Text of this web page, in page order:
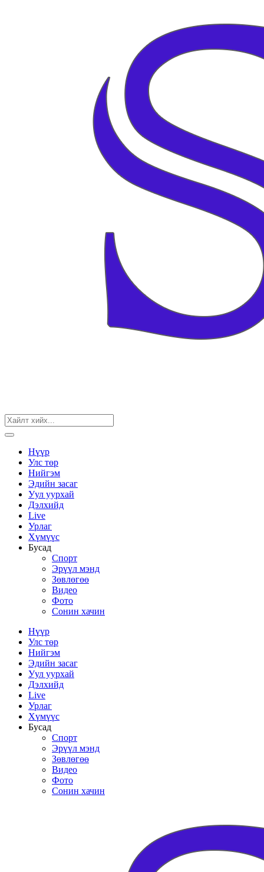
Нүүр
Улс төр
Нийгэм
Эдийн засаг
Уул уурхай
Дэлхийд
Live
Урлаг
Хүмүүс
Бусад
Спорт
Эрүүл мэнд
Зөвлөгөө
Видео
Фото
Сонин хачин
Нүүр
Улс төр
Нийгэм
Эдийн засаг
Уул уурхай
Дэлхийд
Live
Урлаг
Хүмүүс
Бусад
Спорт
Эрүүл мэнд
Зөвлөгөө
Видео
Фото
Сонин хачин